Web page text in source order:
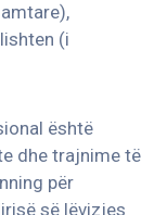
(i
është
dhe trajnime të
për
së lëvizjes